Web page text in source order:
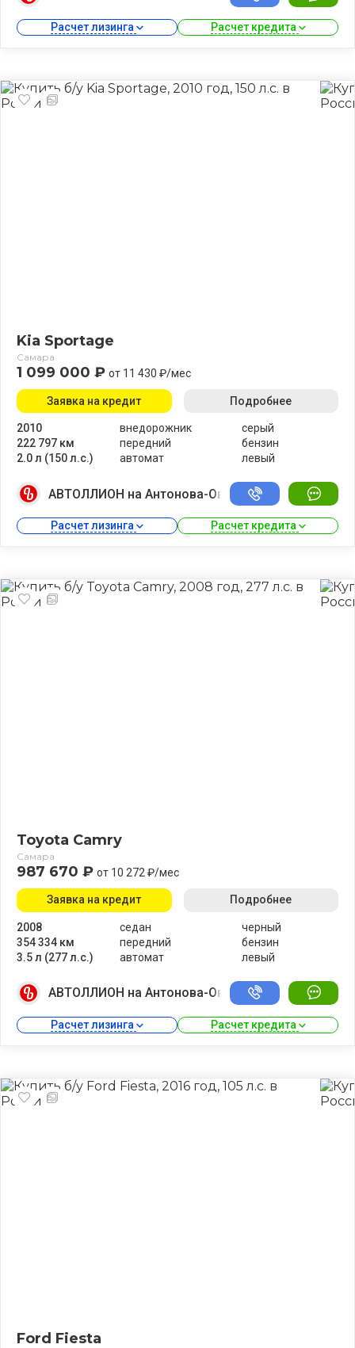
Расчет лизинга Расчет кредита
Kia Sportage
Самара
1 099 000 ₽ от 11 430 ₽/мес
2010
222 797 км
2.0 л (150 л.с.)
внедорожник
передний
автомат
серый
бензин
левый
Заявка на кредит Подробнее
АВТОЛЛИОН на Антонова-Овсеенко
Расчет лизинга Расчет кредита
Toyota Camry
Самара
987 670 ₽ от 10 272 ₽/мес
2008
354 334 км
3.5 л (277 л.с.)
седан
передний
автомат
черный
бензин
левый
Заявка на кредит Подробнее
АВТОЛЛИОН на Антонова-Овсеенко
Расчет лизинга Расчет кредита
Ford Fiesta